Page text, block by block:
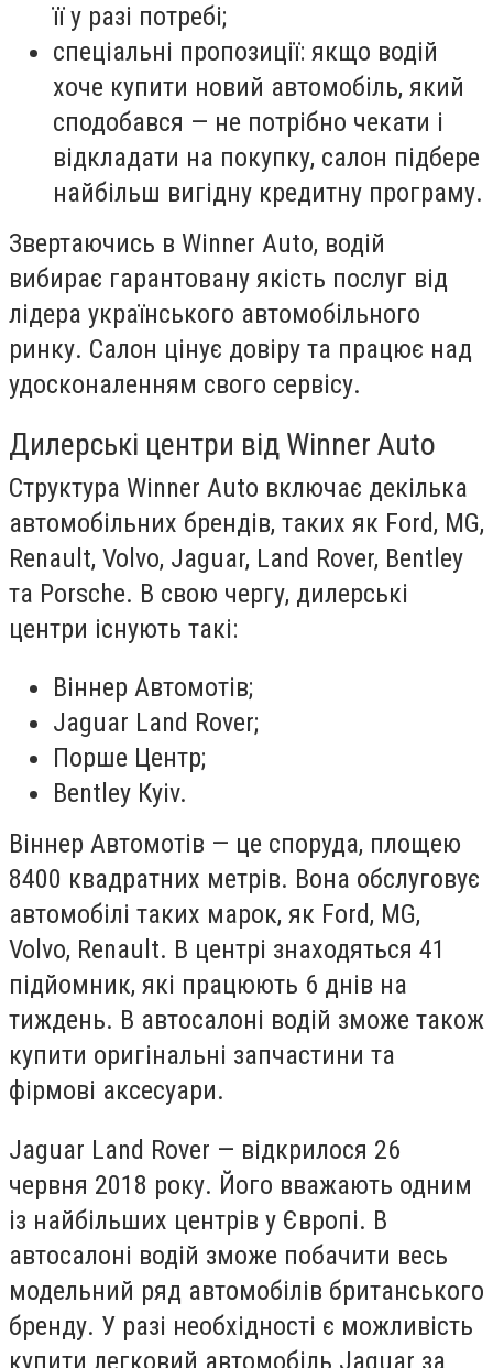
її у разі потребі;
спеціальні пропозиції: якщо водій
хоче купити новий автомобіль, який
сподобався — не потрібно чекати і
відкладати на покупку, салон підбере
найбільш вигідну кредитну програму.
Звертаючись в Winner Auto, водій
вибирає гарантовану якість послуг від
лідера українського автомобільного
ринку. Салон цінує довіру та працює над
удосконаленням свого сервісу.
Дилерські центри від Winner Auto
Структура Winner Auto включає декілька
автомобільних брендів, таких як Ford, MG,
Renault, Volvo, Jaguar, Land Rover, Bentley
та Porsche. В свою чергу, дилерські
центри існують такі:
Віннер Автомотів;
Jaguar Land Rover;
Порше Центр;
Bentley Кyiv.
Віннер Автомотів — це споруда, площею
8400 квадратних метрів. Вона обслуговує
автомобілі таких марок, як Ford, MG,
Volvo, Renault. В центрі знаходяться 41
підйомник, які працюють 6 днів на
тиждень. В автосалоні водій зможе також
купити оригінальні запчастини та
фірмові аксесуари.
Jaguar Land Rover — відкрилося 26
червня 2018 року. Його вважають одним
із найбільших центрів у Європі. В
автосалоні водій зможе побачити весь
модельний ряд автомобілів британського
бренду. У разі необхідності є можливість
купити легковий автомобіль Jaguar за